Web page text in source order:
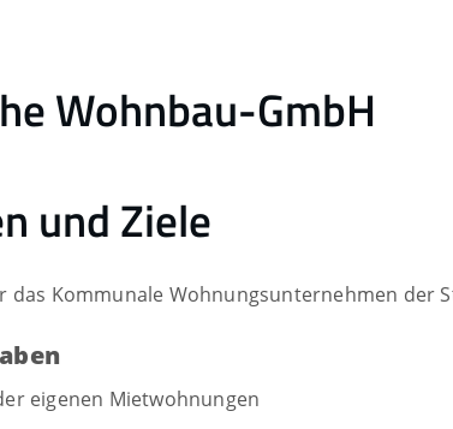
Wohnbau-GmbH
und Ziele
das Kommunale Wohnungsunternehmen der
eigenen Mietwohnungen